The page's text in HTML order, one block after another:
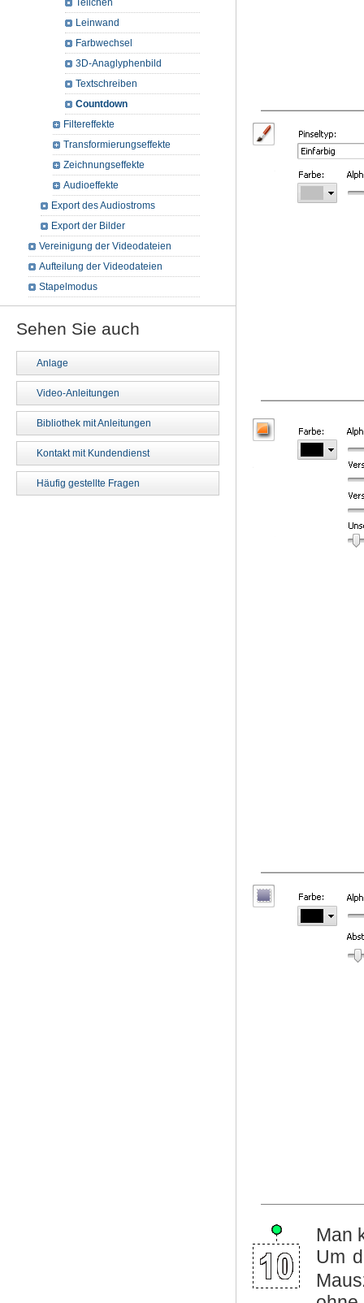
Man
Um
Teilchen
Leinwand
Farbwechsel
3D-Anaglyphenbild
Textschreiben
Countdown
Filtereffekte
Transformierungseffekte
Zeichnungseffekte
Audioeffekte
Export des Audiostroms
Export der Bilder
Vereinigung der Videodateien
Aufteilung der Videodateien
Stapelmodus
Sehen Sie auch
Anlage
Video-Anleitungen
Bibliothek mit Anleitungen
Kontakt mit Kundendienst
Häufig gestellte Fragen